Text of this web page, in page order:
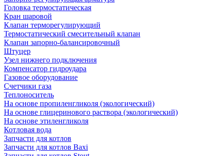
Головка термостатическая
Кран шаровой
Клапан терморегулирующий
Термостатический смесительный клапан
Клапан запорно-балансировочный
Штуцер
Узел нижнего подключения
Компенсатор гидроудара
Газовое оборудование
Счетчики газа
Теплоноситель
На основе пропиленгликоля (экологический)
На основе глицеринового раствора (экологический)
На основе этиленгликоля
Котловая вода
Запчасти для котлов
Запчасти для котлов Baxi